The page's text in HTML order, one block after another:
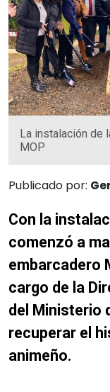
La instalación de
MOP
Publicado por:
Con la
comenzó a
embarcadero
cargo de la
del Ministerio
recuperar el
animeño.